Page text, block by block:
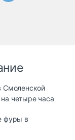
Смоленской
четыре часа
фуры в